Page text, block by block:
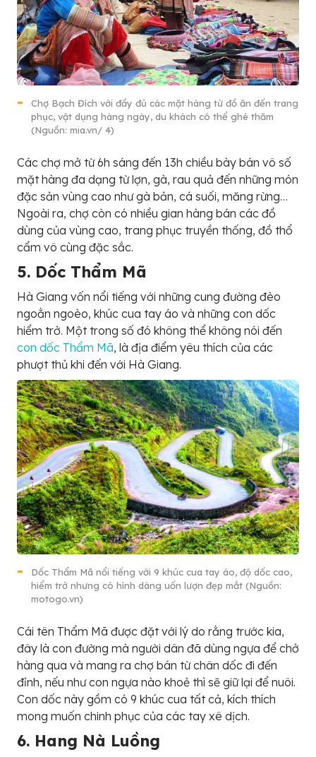
Chợ Bạch Đích với đầy đủ các mặt hàng từ đồ ăn đến trang
phục, vật dụng hàng ngày, du khách có thể ghé thăm
(Nguồn: mia.vn/ 4)
Các chợ mở từ 6h sáng đến 13h chiều bày bán vô số
mặt hàng đa dạng từ lợn, gà, rau quả đến những món
đặc sản vùng cao như gà bản, cá suối, măng rừng…
Ngoài ra, chợ còn có nhiều gian hàng bán các đồ
dùng của vùng cao, trang phục truyền thống, đồ thổ
cẩm vô cùng đặc sắc.
5. Dốc Thẩm Mã
Hà Giang vốn nổi tiếng với những cung đường đèo
ngoằn ngoèo, khúc cua tay áo và những con dốc
hiểm trở. Một trong số đó không thể không nói đến
con dốc Thẩm Mã, là địa điểm yêu thích của các
phượt thủ khi đến với Hà Giang.
Dốc Thẩm Mã nổi tiếng với 9 khúc cua tay áo, độ dốc cao,
hiểm trở nhưng có hình dáng uốn lượn đẹp mắt (Nguồn:
motogo.vn)
Cái tên Thẩm Mã được đặt với lý do rằng trước kia,
đây là con đường mà người dân đã dùng ngựa để chở
hàng qua và mang ra chợ bán từ chân dốc đi đến
đỉnh, nếu như con ngựa nào khoẻ thì sẽ giữ lại để nuôi.
Con dốc này gồm có 9 khúc cua tất cả, kích thích
mong muốn chinh phục của các tay xê dịch.
6. Hang Nà Luồng